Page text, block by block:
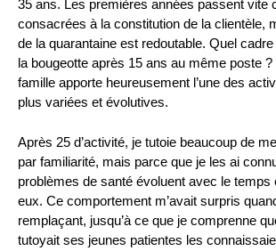
35 ans. Les premières années passent vite
consacrées à la constitution de la clientèle,
de la quarantaine est redoutable. Quel cadre
la bougeotte après 15 ans au même poste
famille apporte heureusement l’une des
plus variées et évolutives.
Après 25 d’activité, je tutoie beaucoup de
par familiarité, mais parce que je les ai
problèmes de santé évoluent avec le temps
eux. Ce comportement m’avait surpris
remplaçant, jusqu’à ce que je comprenne
tutoyait ses jeunes patientes les